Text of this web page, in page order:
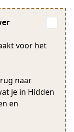
voor het
naar
je in Hidden
en